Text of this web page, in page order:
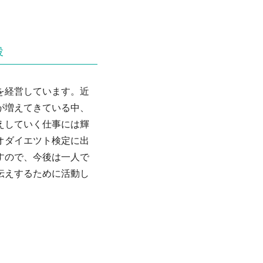
経営しています。近
えてきている中、
していく仕事には輝
ダイエツト検定に出
ので、今後は一人で
えするために活動し